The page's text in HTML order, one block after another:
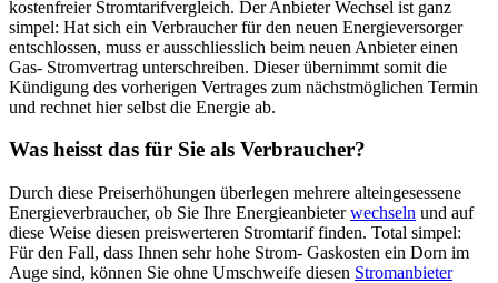
kostenfreier Stromtarifvergleich. Der Anbieter Wechsel ist ganz
simpel: Hat sich ein Verbraucher für den neuen Energieversorger
entschlossen, muss er ausschliesslich beim neuen Anbieter einen
Gas- Stromvertrag unterschreiben. Dieser übernimmt somit die
Kündigung des vorherigen Vertrages zum nächstmöglichen Termin
und rechnet hier selbst die Energie ab.
Was heisst das für Sie als Verbraucher?
Durch diese Preiserhöhungen überlegen mehrere alteingesessene
Energieverbraucher, ob Sie Ihre Energieanbieterwechseln und auf
diese Weise diesen preiswerteren Stromtarif finden. Total simpel:
Für den Fall, dass Ihnen sehr hohe Strom- Gaskosten ein Dorn im
Auge sind, können Sie ohne Umschweife diesen Stromanbieter